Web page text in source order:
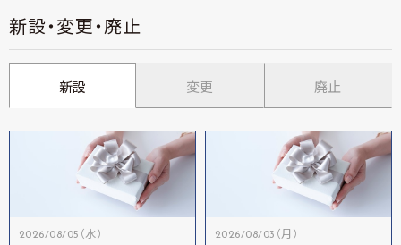
新設・変更・廃止
新設 変更 廃止
2026/08/05（水） 2026/08/03（月）